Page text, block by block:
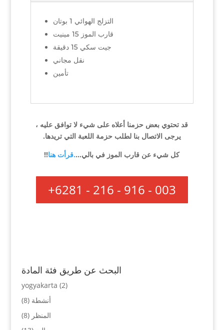
التزلج الهوائي 1 بوتان
قارب الموز 15 مينيت
جيت سكي 15 دقيقة
نقل مجاني
تأمين
قد تحتوي بعض حزمنا أعلاه على شيء لا توافق عليه ،
يرجى الاتصال بنا لطلب حزمة اللعبة التي تريدها.
كل شيء عن قارب الموز في بالي….قرأت هنا!!
+6281 - 216 - 916 - 003
البحث عن طريق فئة المادة
yogyakarta (2)
أنشطة (8)
المنظر (8)